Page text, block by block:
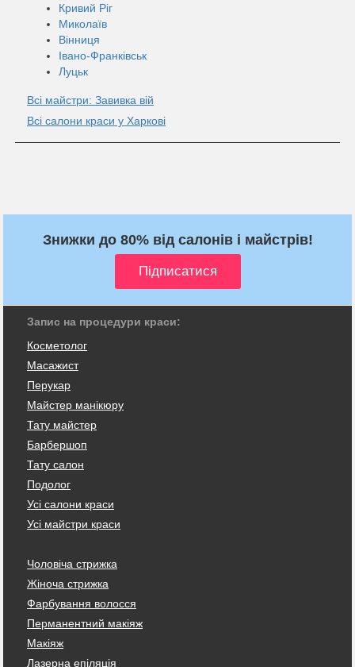
Кривий Ріг
Миколаїв
Вінниця
Івано-Франківськ
Луцьк
Всі майстри: Завивка вій
Всі салони краси у Харкові
Знижки до 80% від салонів і майстрів!
Запис на процедури краси:
Косметолог
Масажист
Перукар
Майстер манікюру
Тату майстер
Барбершоп
Тату салон
Подолог
Усі салони краси
Усі майстри краси
Чоловіча стрижка
Жіноча стрижка
Фарбування волосся
Перманентний макіяж
Макіяж
Лазерна епіляція